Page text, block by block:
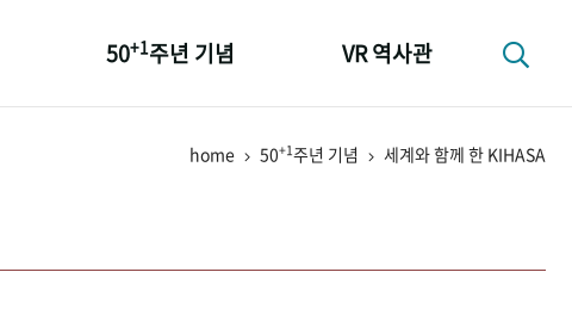
50+1주년 기념
성과 50선
VR 역사관
home 50+1주년 기념 세계와 함께 한 KIHASA